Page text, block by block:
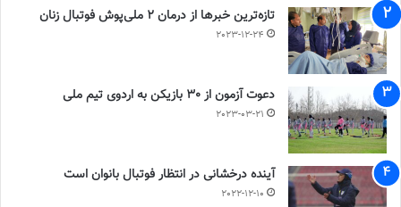
تازه‌ترین خبرها از درمان ۲ ملی‌پوش فوتبال زنان
2023-12-24
دعوت آزمون از 30 بازیکن به اردوی تیم ملی
2023-03-21
آینده درخشانی در انتظار فوتبال بانوان است
2022-12-10